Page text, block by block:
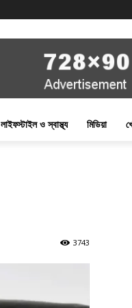
লাইফস্টাইল ও স্বাস্থ্য মিডিয়া
3743